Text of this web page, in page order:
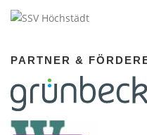
PARTNER &